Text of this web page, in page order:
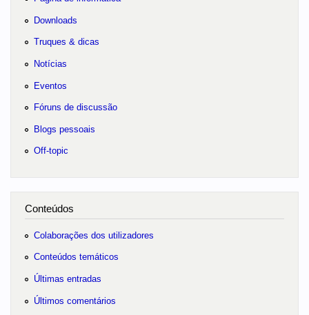
Downloads
Truques & dicas
Notícias
Eventos
Fóruns de discussão
Blogs pessoais
Off-topic
Conteúdos
Colaborações dos utilizadores
Conteúdos temáticos
Últimas entradas
Últimos comentários